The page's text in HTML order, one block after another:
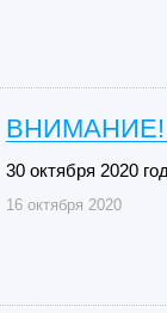
30 октября 2020
16 октября 2020